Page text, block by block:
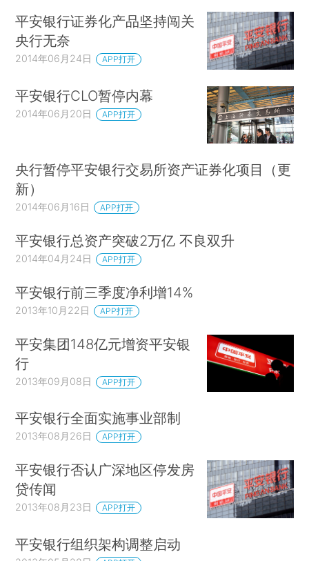
平安银行证券化产品坚持闯关
央行无奈
2014年06月24日 APP打开
平安银行CLO暂停内幕
2014年06月20日 APP打开
央行暂停平安银行交易所资产证券化项目（更
新）
2014年06月16日 APP打开
平安银行总资产突破2万亿 不良双升
2014年04月24日 APP打开
平安银行前三季度净利增14%
2013年10月22日 APP打开
平安集团148亿元增资平安银
行
2013年09月08日 APP打开
平安银行全面实施事业部制
2013年08月26日 APP打开
平安银行否认广深地区停发房
贷传闻
2013年08月23日 APP打开
平安银行组织架构调整启动